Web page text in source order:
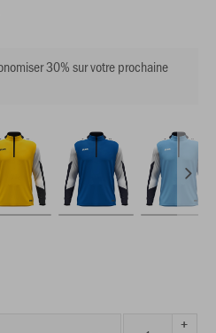
30% sur votre prochaine
+